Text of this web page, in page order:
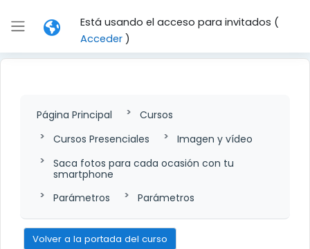
Panel lateral
Está usando el acceso para invitados (
Acceder)
Página Principal
Cursos
Cursos Presenciales
Imagen y vídeo
Saca fotos para cada ocasión con tu
smartphone
Parámetros
Parámetros
Volver a la portada del curso